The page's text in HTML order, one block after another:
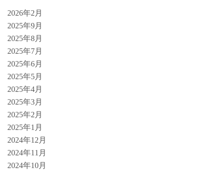
2026年2月
2025年9月
2025年8月
2025年7月
2025年6月
2025年5月
2025年4月
2025年3月
2025年2月
2025年1月
2024年12月
2024年11月
2024年10月